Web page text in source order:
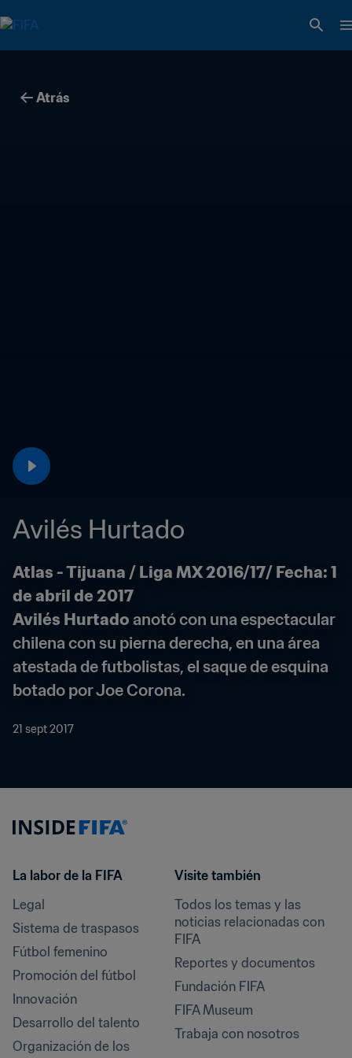
Atrás
Avilés Hurtado
Atlas - Tijuana / Liga MX 2016/17/ Fecha: 1
de abril de 2017
Avilés Hurtado anotó con una espectacular
chilena con su pierna derecha, en una área
atestada de futbolistas, el saque de esquina
botado por Joe Corona.
21 sept 2017
La labor de la FIFA
Legal
Sistema de traspasos
Fútbol femenino
Promoción del fútbol
Innovación
Desarrollo del talento
Organización de los
Visite también
Todos los temas y las
noticias relacionadas con
FIFA
Reportes y documentos
Fundación FIFA
FIFA Museum
Trabaja con nosotros